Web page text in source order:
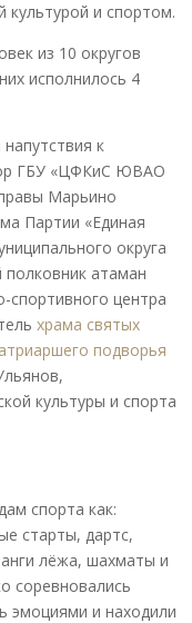
культурой и спортом.
из 10 округов
исполнилось 4
к
ГБУ «ЦФКиС ЮВАО
Марьино
Партии «Единая
округа
атаман
спортивного центра
храма святых
подворья
культуры и спорта
спорта как:
старты, дартс,
лёжа, шахматы и
соревновались
эмоциями и находили